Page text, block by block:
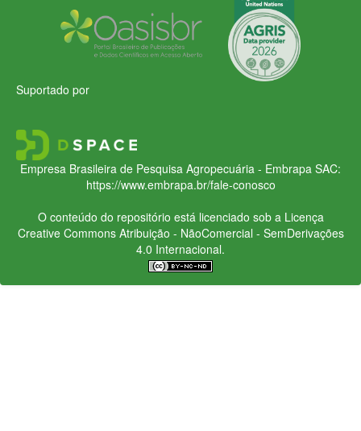
Suportado por
Empresa Brasileira de Pesquisa Agropecuária - Embrapa SAC:
https://www.embrapa.br/fale-conosco
O conteúdo do repositório está licenciado sob a Licença
Creative CommonsAtribuição - NãoComercial - SemDerivações
4.0 Internacional.